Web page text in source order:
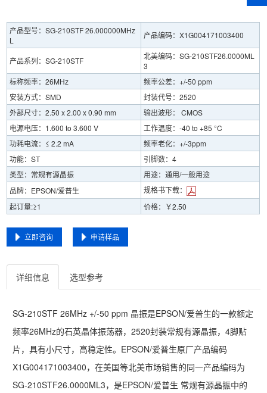
产品型号：SG-210STF 26.000000MHz
L
产品编码：X1G004171003400
产品系列：SG-210STF
北美编码：SG-210STF26.0000ML
3
标称频率：26MHz
频率公差：+/-50 ppm
安装方式：SMD
封装代号：2520
外部尺寸：2.50 x 2.00 x 0.90 mm
输出波形： CMOS
电源电压：1.600 to 3.600 V
工作温度：-40 to +85 °C
功耗电流：≤ 2.2 mA
频率老化：+/-3ppm
功能：ST
引脚数：4
类型：常规有源晶振
用途：通用/一般用途
品牌：EPSON/爱普生
规格书下载：
起订量:≥1
价格：￥2.50
立即咨询 申请样品
详细信息 选型参考
SG-210STF 26MHz +/-50 ppm 晶振是EPSON/爱普生的一款额定
频率26MHz的石英晶体振荡器，2520封装常规有源晶振，4脚贴
片，具有小尺寸，高稳定性。EPSON/爱普生原厂产品编码
X1G004171003400，在美国等北美市场销售的同一产品编码为
SG-210STF26.0000ML3，是EPSON/爱普生 常规有源晶振中的